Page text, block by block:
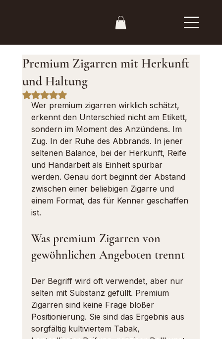
Premium Zigarren mit Herkunft
und Haltung
Mit NaN von 5 Sternen bewertet.
Wer premium zigarren wirklich schätzt,
erkennt den Unterschied nicht am Etikett,
sondern im Moment des Anzündens. Im
Zug. In der Ruhe des Abbrands. In jener
seltenen Balance, bei der Herkunft, Reife
und Handarbeit als Einheit spürbar
werden. Genau dort beginnt der Abstand
zwischen einer beliebigen Zigarre und
einem Format, das für Kenner geschaffen
ist.
Was premium Zigarren von
gewöhnlichen Angeboten trennt
Der Begriff wird oft verwendet, aber nur
selten mit Substanz gefüllt. Premium
Zigarren sind keine Frage bloßer
Positionierung. Sie sind das Ergebnis aus
sorgfältig kultiviertem Tabak,